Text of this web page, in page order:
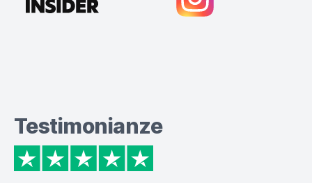
Testimonianze